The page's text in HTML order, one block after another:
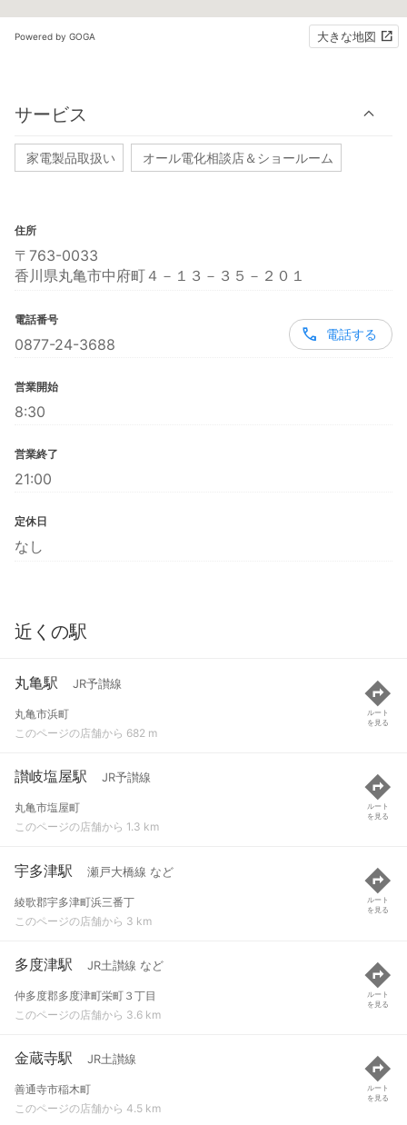
Powered by GOGA 大きな地図
サービス
家電製品取扱い オール電化相談店＆ショールーム
住所
〒763-0033
香川県丸亀市中府町４－１３－３５－２０１
電話番号
0877-24-3688
電話する
営業開始
8:30
営業終了
21:00
定休日
なし
近くの駅
丸亀駅 JR予讃線
丸亀市浜町
このページの店舗から 682 m
ルート
を見る
讃岐塩屋駅 JR予讃線
丸亀市塩屋町
このページの店舗から 1.3 km
ルート
を見る
宇多津駅 瀬戸大橋線 など
綾歌郡宇多津町浜三番丁
このページの店舗から 3 km
ルート
を見る
多度津駅 JR土讃線 など
仲多度郡多度津町栄町３丁目
このページの店舗から 3.6 km
ルート
を見る
金蔵寺駅 JR土讃線
善通寺市稲木町
このページの店舗から 4.5 km
ルート
を見る